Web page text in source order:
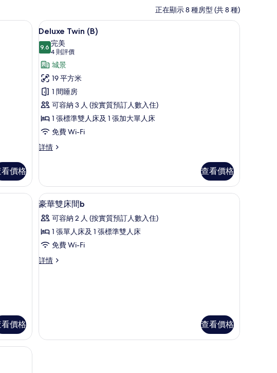
正在顯示 8 種房型 (共 8 種)
、羽絨被、Select Comfort 床墊、隔音
價格
載
入
所
有
Deluxe
Twin
(B)
的
相
片
Deluxe Twin (B) | 高級寢具、羽絨被、Select
10
Deluxe Twin (B)
9.69.6 分，滿分 10 分
完美
4 則評價
(4
則
評
價)
城景
19 平方米
1 間睡房
可容納 3 人 (按實質預訂人數入住)
1 張標準雙人床及 1 張加大單人床
免費 Wi-Fi
詳情
Deluxe
情
查看價格
羽絨被、Select Comfort 床墊、隔音
價格
載
入
所
有
華
的
高級寢具、羽絨被、Select Comfort 床墊、隔
4
豪華雙床間b
可容納 2 人 (按實質預訂人數入住)
1 張單人床及 1 張標準雙人床
免費 Wi-Fi
詳情
豪
查看價格
Comfort 床墊、隔音